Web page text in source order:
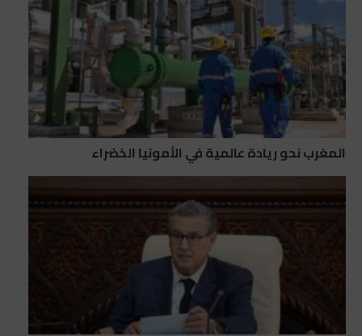
المغرب نحو ريادة عالمية في الأمونيا الخضراء